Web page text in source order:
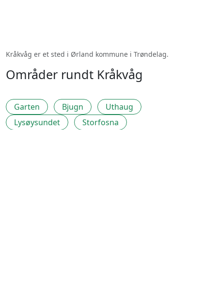
Kråkvåg er et sted i Ørland kommune i Trøndelag.
Områder rundt Kråkvåg
Garten Bjugn
Uthaug
Lysøysundet
Storfosna